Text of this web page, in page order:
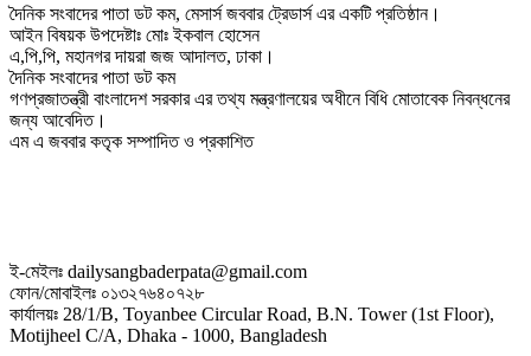
দৈনিক সংবাদের পাতা ডট কম, মেসার্স জববার ট্রেডার্স এর একটি প্রতিষ্ঠান।
আইন বিষয়ক উপদেষ্টাঃ মোঃ ইকবাল হোসেন
এ,পি,পি, মহানগর দায়রা জজ আদালত, ঢাকা।
দৈনিক সংবাদের পাতা ডট কম
গণপ্রজাতন্ত্রী বাংলাদেশ সরকার এর তথ্য মন্ত্রণালয়ের অধীনে বিধি মোতাবেক নিবন্ধনের
জন্য আবেদিত।
এম এ জববার কতৃক সম্পাদিত ও প্রকাশিত
ই-মেইলঃ dailysangbaderpata@gmail.com
ফোন/মোবাইলঃ ০১৩২৭৬৪০৭২৮
কার্যালয়ঃ 28/1/B, Toyanbee Circular Road, B.N. Tower (1st Floor),
Motijheel C/A, Dhaka - 1000, Bangladesh